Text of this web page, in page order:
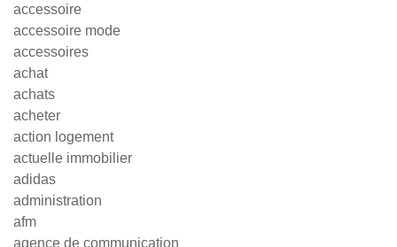
accessoire
accessoire mode
accessoires
achat
achats
acheter
action logement
actuelle immobilier
adidas
administration
afm
agence de communication